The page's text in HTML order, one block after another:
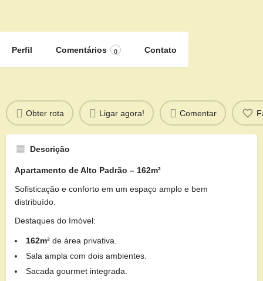
Perfil Comentários 0 Contato
Obter rota Ligar agora! Comentar
Descrição
Apartamento de Alto Padrão – 162m²
Sofisticação e conforto em um espaço amplo e bem
distribuído.
Destaques do Imóvel:
162m² de área privativa.
Sala ampla com dois ambientes.
Sacada gourmet integrada.